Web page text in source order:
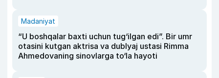
Madaniyat
“U boshqalar baxti uchun tug‘ilgan edi”. Bir umr
otasini kutgan aktrisa va dublyaj ustasi Rimma
Ahmedovaning sinovlarga to‘la hayoti